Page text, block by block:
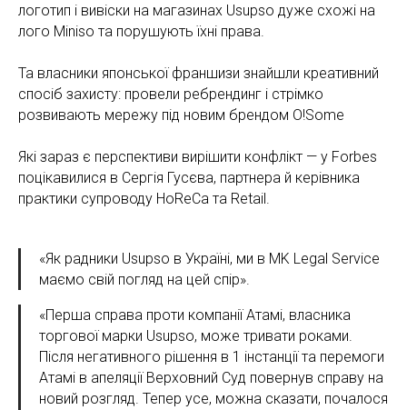
логотип і вивіски на магазинах Usupso дуже схожі на
лого Miniso та порушують їхні права.
Та власники японської франшизи знайшли креативний
спосіб захисту: провели ребрендинг і стрімко
розвивають мережу під новим брендом O!Some
Які зараз є перспективи вирішити конфлікт — у Forbes
поцікавилися в Сергія Гусєва, партнера й керівника
практики супроводу HoReCa та Retail.
«Як радники Usupso в Україні, ми в MK Legal Service
маємо свій погляд на цей спір».
«Перша справа проти компанії Атамі, власника
торгової марки Usupso, може тривати роками.
Після негативного рішення в 1 інстанції та перемоги
Атамі в апеляції Верховний Суд повернув справу на
новий розгляд. Тепер усе, можна сказати, почалося